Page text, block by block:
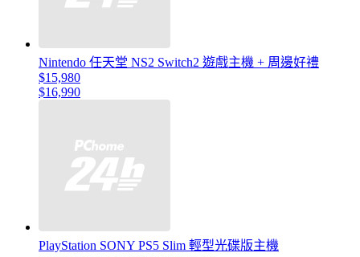
Nintendo 任天堂 NS2 Switch2 遊戲主機 + 周邊好禮
$15,980
$16,990
PlayStation SONY PS5 Slim 輕型光碟版主機